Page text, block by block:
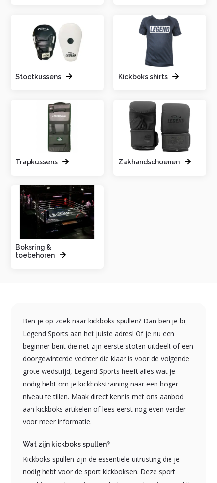
Stootkussens Kickboks shirts
Trapkussens Zakhandschoenen
Boksring &
toebehoren
Ben je op zoek naar kickboks spullen? Dan ben je bij
Legend Sports aan het juiste adres! Of je nu een
beginner bent die net zijn eerste stoten uitdeelt of een
doorgewinterde vechter die klaar is voor de volgende
grote wedstrijd, Legend Sports heeft alles wat je
nodig hebt om je kickbokstraining naar een hoger
niveau te tillen. Maak direct kennis met ons aanbod
aan kickboks artikelen of lees eerst nog even verder
voor meer informatie.
Wat zijn kickboks spullen?
Kickboks spullen zijn de essentiële uitrusting die je
nodig hebt voor de sport kickboksen. Deze sport